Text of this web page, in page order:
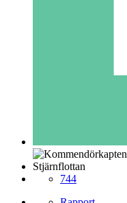
Stjärnflottan
744